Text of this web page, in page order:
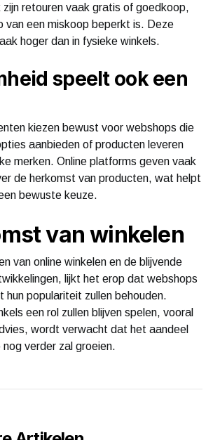
retouren vaak gratis of goedkoop,
van een miskoop beperkt is. Deze
hoger dan in fysieke winkels.
speelt ook een
kiezen bewust voor webshops die
aanbieden of producten leveren
merken. Online platforms geven vaak
de herkomst van producten, wat helpt
bewuste keuze.
van winkelen
van online winkelen en de blijvende
lijkt het erop dat webshops
hun populariteit zullen behouden.
een rol zullen blijven spelen, vooral
wordt verwacht dat het aandeel
verder zal groeien.